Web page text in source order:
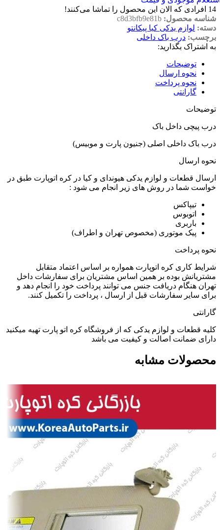
14 افرادی که الان این محصول را تماشا می‌کنند!
شناسه محصول: c8d3bfb9e81b
دسته: لوازم یدکی کیا پیکانتو
برچسب: درب باک داخلی
به اشتراک بگذارید:
توضیحات
نحوه ارسال
نحوه پرداخت
گارانتی
توضیحات
درب پیچی داخل باک
درب باک داخلی اصلی (جنیون پارت و موبیس)
نحوه ارسال
ارسال قطعات و لوازم یدکی هیوندای و کیا در کره اتوپارت طبق در
خواست شما در روش های زیر انجام می شود :
تیپاکس
اتوبوس
باربری
پیک موتوری (مخصوص تهران و اطراف)
نحوه پرداخت
شرایط کاری کره اتوپارت همواره بر اساس اعتماد متقابل
مشتریانش بوده بر همین اساس مشتریان برای سفارشات داخل
تهران هنگام دریافت جنس می توانند پرداخت خود را انجام دهد و
برای سایر سفارشات قبل از ارسال ، پرداخت را تکمیل کنند.
گارانتی
کلیه قطعات و لوازم یدکی که از فروشگاه کره اتو پارت تهیه میکنید
دارای ضمانت اصالت و کیفیت می باشد
محصولات مشابه